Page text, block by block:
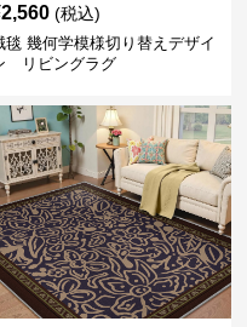
2,560 (税込)
毯 幾何学模様切り替えデザイ
リビングラグ